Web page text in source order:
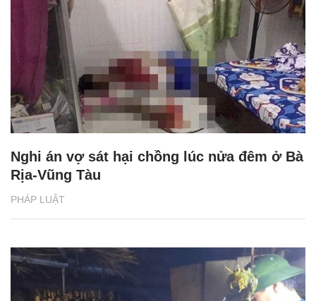
PHÁP LUẬT
Nghi án vợ sát hại chồng lúc nửa đêm ở Bà
Rịa-Vũng Tàu